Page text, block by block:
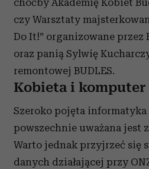
choćby Akademię Kobiet
czy Warsztaty
Do It!” organizowane przez
oraz panią Sylwię
remontowej BUDLES.
Kobieta i komputer
Szeroko pojęta
powszechnie uważana jest
Warto jednak przyjrzeć się
danych działającej przy